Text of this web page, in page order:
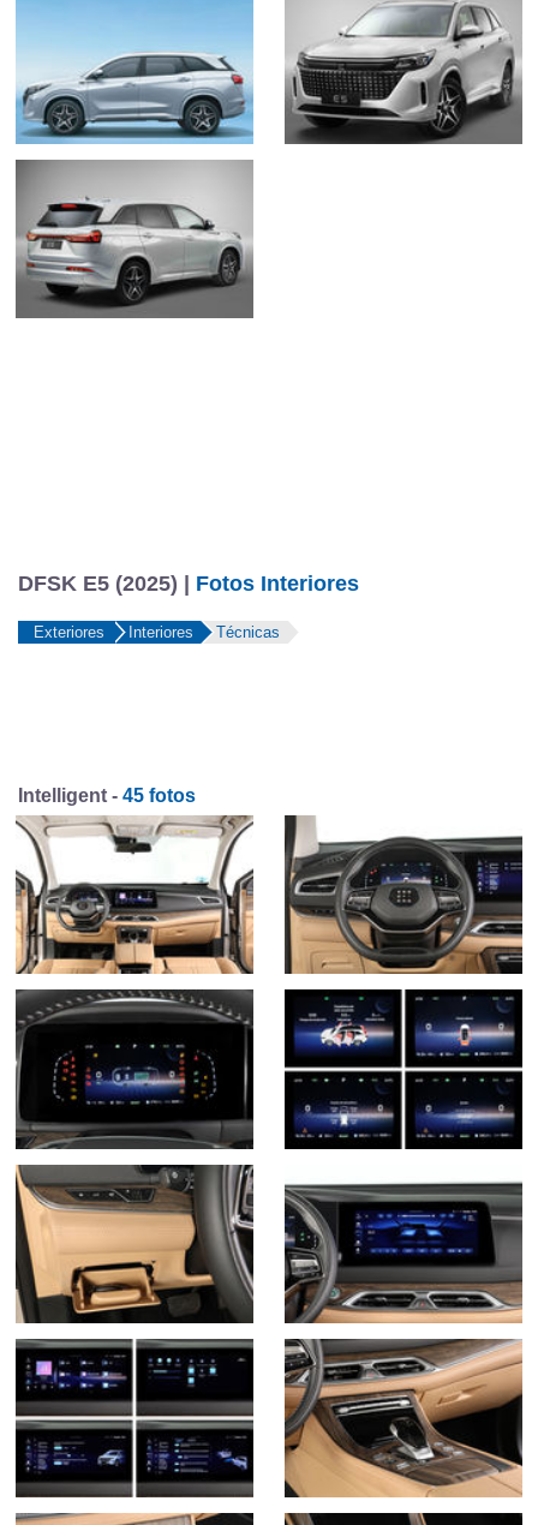
DFSK E5 (2025) | Fotos Interiores
Exteriores Interiores Técnicas
Intelligent - 45 fotos